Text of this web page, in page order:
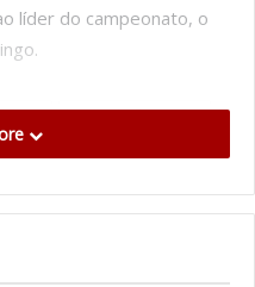
líder do campeonato, o
Porto Vitória de Guimarães